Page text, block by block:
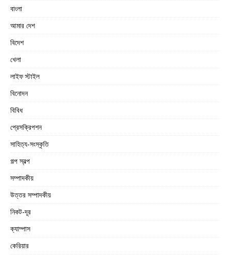
বাংলা
আমার দেশ
বিদেশ
খেলা
লাইফ স্টাইল
বিনোদন
বিবিধ
প্রেসক্রিপশন
সাহিত্য-সংস্কৃতি
গল্প স্বল্প
সম্পাদকীয়
উত্তর সম্পাদকীয়
নিকট-দূর
ক্যাম্পাস
কেরিয়ার